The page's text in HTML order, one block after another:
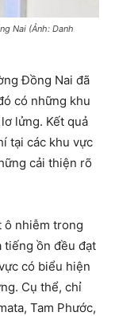
Nai (Ảnh: Danh
Đồng Nai đã
có những khu
lửng. Kết quả
tại các khu vực
cải thiện rõ
ô nhiễm trong
tiếng ồn đều đạt
có biểu hiện
Cụ thể, chỉ
Tam Phước,